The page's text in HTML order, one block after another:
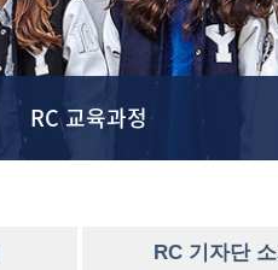
RC 교육과정
RC 기자단 소